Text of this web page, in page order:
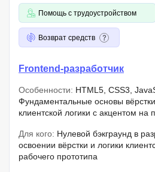
Помощь с трудоустройством
Возврат средств
Frontend-разработчик
Особенности: HTML5, CSS3,
Фундаментальные основы
клиентской логики с акцентом на
Для кого: Нулевой бэкграунд в
освоении вёрстки и логики
рабочего прототипа